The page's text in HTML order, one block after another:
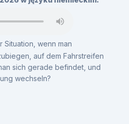
Situation, wenn man
auf dem Fahrstreifen
sich gerade befindet, und
wechseln?